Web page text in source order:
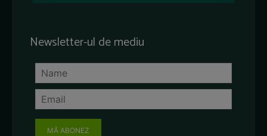
Newsletter-ul de mediu
MĂ ABONEZ